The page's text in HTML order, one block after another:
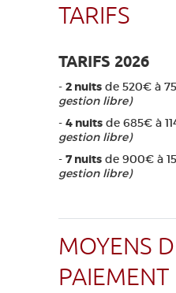
TARIFS
TARIFS 2026
- 2 nuits de 520€ à
gestion libre)
- 4 nuits de 685€ à
gestion libre)
- 7 nuits de 900€ à
gestion libre)
MOYENS
PAIEMENT